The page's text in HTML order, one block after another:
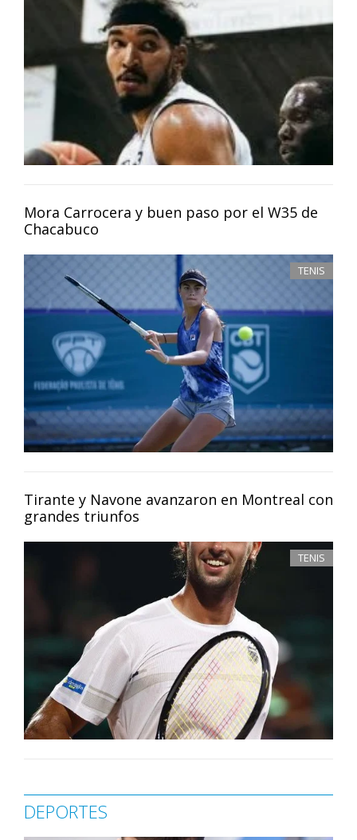
Mora Carrocera y buen paso por el W35 de
Chacabuco
TENIS
Tirante y Navone avanzaron en Montreal con
grandes triunfos
TENIS
DEPORTES